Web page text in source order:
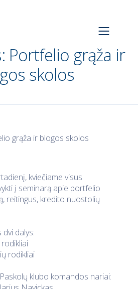
Portfelio grąža ir
skolos
grąža ir blogos skolos
kviečiame visus
į seminarą apie portfelio
reitingus, kredito nuostolių
dalys:
rodikliai
klubo komandos nariai: